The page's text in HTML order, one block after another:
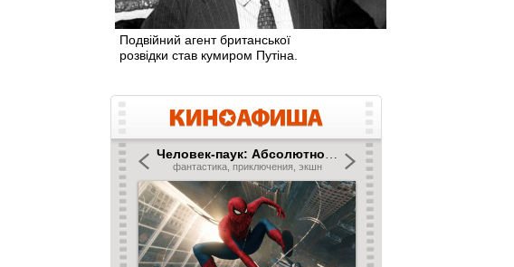
Подвійний агент британської
розвідки став кумиром Путіна.